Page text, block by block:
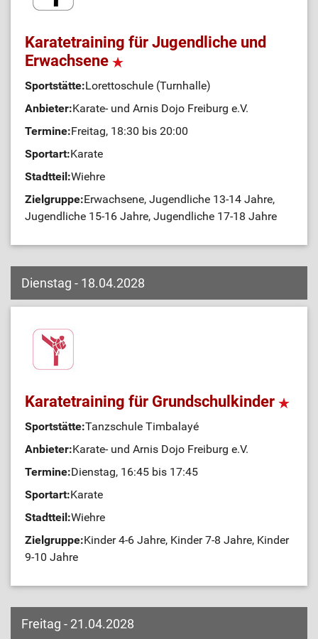
Karatetraining für Jugendliche und
Erwachsene
Sportstätte:Lorettoschule (Turnhalle)
Anbieter:Karate- und Arnis Dojo Freiburg e.V.
Termine:Freitag, 18:30 bis 20:00
Sportart:Karate
Stadtteil:Wiehre
Zielgruppe:Erwachsene, Jugendliche 13-14 Jahre,
Jugendliche 15-16 Jahre, Jugendliche 17-18 Jahre
Dienstag - 18.04.2028
Karatetraining für Grundschulkinder
Sportstätte:Tanzschule Timbalayé
Anbieter:Karate- und Arnis Dojo Freiburg e.V.
Termine:Dienstag, 16:45 bis 17:45
Sportart:Karate
Stadtteil:Wiehre
Zielgruppe:Kinder 4-6 Jahre, Kinder 7-8 Jahre, Kinder
9-10 Jahre
Freitag - 21.04.2028